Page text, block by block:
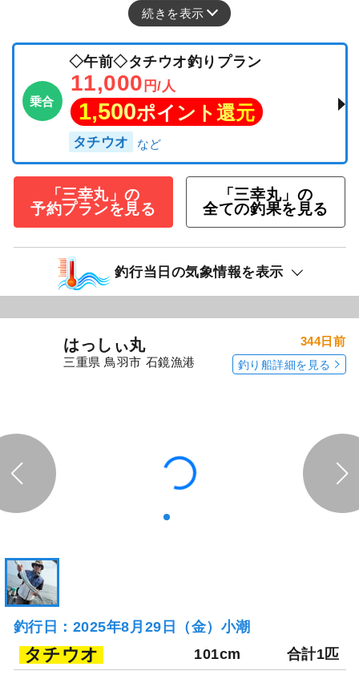
釣行日：2025年8月30日（土）小潮
タチウオ
１号船午後便タテ釣りです。 朝のうちは当たり
も多くよかったですね潮が止まりかけてくると
続きを表示
◇午前◇タチウオ釣りプラン
11,000 円/人
「三幸丸」の
予約プランを見る
「三幸丸」の
全ての釣果を見る
はっしぃ丸
三重県 鳥羽市 石鏡漁港 釣り船詳細を見る